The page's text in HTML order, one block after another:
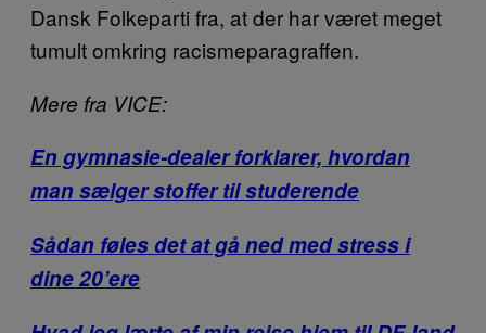
Dansk Folkeparti fra, at der har været meget
tumult omkring racismeparagraffen.
Mere fra VICE:
En gymnasie-dealer forklarer, hvordan
man sælger stoffer til studerende
Sådan føles det at gå ned med stress i
dine 20’ere